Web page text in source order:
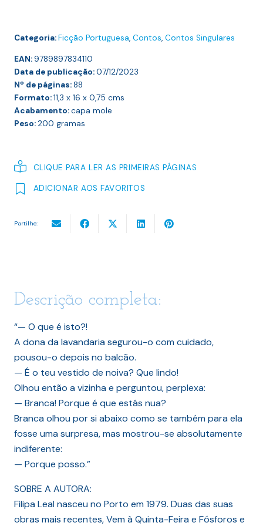
Categoria:Ficção Portuguesa, Contos, Contos Singulares
EAN:9789897834110
Data de publicação:07/12/2023
Nº de páginas:88
Formato:11,3 x 16 x 0,75 cms
Acabamento:capa mole
Peso:200 gramas
CLIQUE PARA LER AS PRIMEIRAS PÁGINAS
ADICIONAR AOS FAVORITOS
Partilhe:
Descrição completa:
“— O que é isto?!
A dona da lavandaria segurou-o com cuidado,
pousou-o depois no balcão.
— É o teu vestido de noiva? Que lindo!
Olhou então a vizinha e perguntou, perplexa:
— Branca! Porque é que estás nua?
Branca olhou por si abaixo como se também para ela
fosse uma surpresa, mas mostrou-se absolutamente
indiferente:
— Porque posso.”
SOBRE A AUTORA:
Filipa Leal nasceu no Porto em 1979. Duas das suas
obras mais recentes, Vem à Quinta-Feira e Fósforos e